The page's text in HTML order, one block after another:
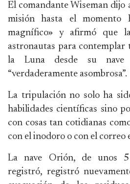
El comandante Wiseman dijo
misión hasta el momento
magnífico» y afirmó que
astronautas para contemplar
la Luna desde su nave
“verdaderamente asombrosa”.
La tripulación no solo ha
habilidades científicas sino
con cosas tan cotidianas
con el inodoro o con el correo
La nave Orión, de unos
registró, registró